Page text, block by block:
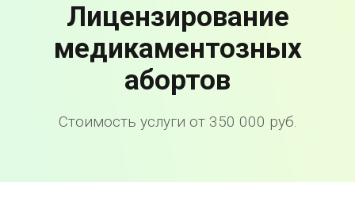
Лицензирование
медикаментозных
абортов
Стоимость услуги от 350 000 руб.